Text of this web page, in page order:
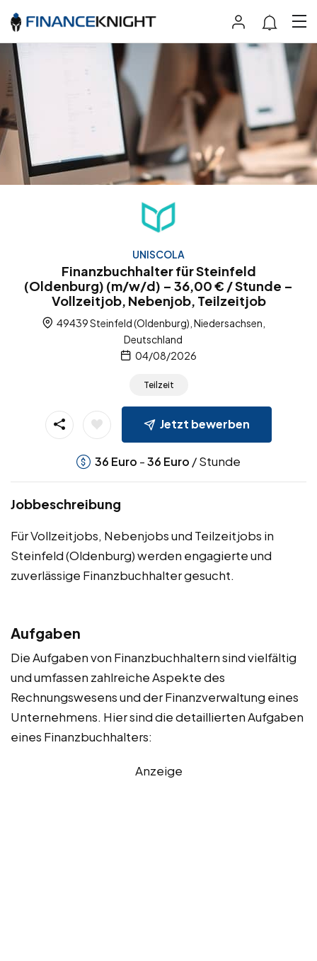
UNISCOLA
Finanzbuchhalter für Steinfeld
(Oldenburg) (m/w/d) – 36,00 € / Stunde –
Vollzeitjob, Nebenjob, Teilzeitjob
49439 Steinfeld (Oldenburg), Niedersachsen,
Deutschland
04/08/2026
Teilzeit
Jetzt bewerben
36 Euro -36 Euro / Stunde
Jobbeschreibung
Für Vollzeitjobs, Nebenjobs und Teilzeitjobs in
Steinfeld (Oldenburg) werden engagierte und
zuverlässige Finanzbuchhalter gesucht.
Aufgaben
Die Aufgaben von Finanzbuchhaltern sind vielfältig
und umfassen zahlreiche Aspekte des
Rechnungswesens und der Finanzverwaltung eines
Unternehmens. Hier sind die detaillierten Aufgaben
eines Finanzbuchhalters:
Anzeige